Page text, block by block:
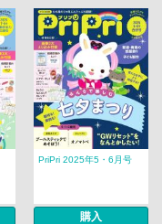
PriPri 2025年5・6月号
購入